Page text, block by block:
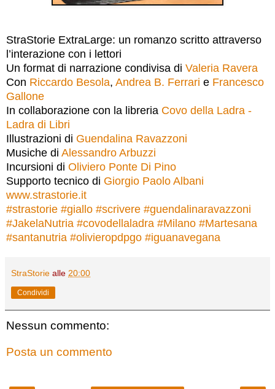
StraStorie ExtraLarge: un romanzo scritto attraverso
l’interazione con i lettori
Un format di narrazione condivisa di Valeria Ravera
Con Riccardo Besola, Andrea B. Ferrari e Francesco
Gallone
In collaborazione con la libreria Covo della Ladra -
Ladra di Libri
Illustrazioni di Guendalina Ravazzoni
Musiche di Alessandro Arbuzzi
Incursioni di Oliviero Ponte Di Pino
Supporto tecnico di Giorgio Paolo Albani
www.strastorie.it
#strastorie #giallo #scrivere #guendalinaravazzoni
#JakelaNutria #covodellaladra #Milano #Martesana
#santanutria #olivieropdpgo #iguanavegana
StraStorie alle 20:00
Condividi
Nessun commento:
Posta un commento